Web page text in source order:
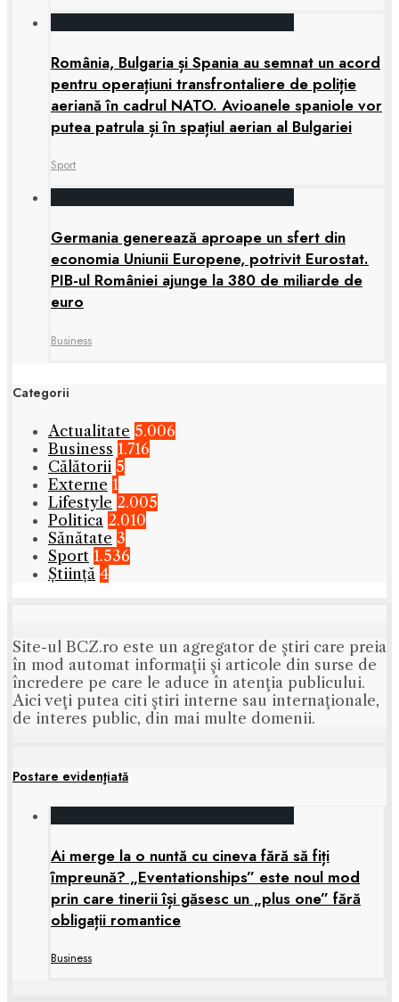
România, Bulgaria și Spania au semnat un acord
pentru operațiuni transfrontaliere de poliție
aeriană în cadrul NATO. Avioanele spaniole vor
putea patrula și în spațiul aerian al Bulgariei
Sport
Germania generează aproape un sfert din
economia Uniunii Europene, potrivit Eurostat.
PIB-ul României ajunge la 380 de miliarde de
euro
Business
Categorii
Actualitate 5.006
Business 1.716
Călătorii 5
Externe 1
Lifestyle 2.005
Politica 2.010
Sănătate 3
Sport 1.536
Știință 4
Site-ul BCZ.ro este un agregator de ştiri care preia
în mod automat informaţii şi articole din surse de
încredere pe care le aduce în atenţia publicului.
Aici veţi putea citi ştiri interne sau internaţionale,
de interes public, din mai multe domenii.
Postare evidenţiată
Ai merge la o nuntă cu cineva fără să fiți
împreună? „Eventationships” este noul mod
prin care tinerii își găsesc un „plus one” fără
obligații romantice
Business